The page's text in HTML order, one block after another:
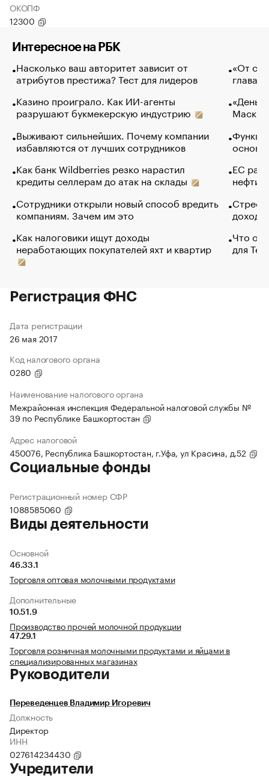
ОКОПФ
12300
Интересное на РБК
Насколько ваш авторитет зависит от
атрибутов престижа? Тест для лидеров
Казино проиграло. Как ИИ-агенты
разрушают букмекерскую индустрию
Выживают сильнейших. Почему компании
избавляются от лучших сотрудников
Как банк Wildberries резко нарастил
кредиты селлерам до атак на склады
Сотрудники открыли новый способ вредить
компаниям. Зачем им это
Как налоговики ищут доходы
неработающих покупателей яхт и квартир
«От
глава
Маск в
основ
ЕС
нефти
Что
для
Регистрация ФНС
Дата регистрации
26 мая 2017
Код налогового органа
0280
Наименование налогового органа
Межрайонная инспекция Федеральной налоговой службы №
39 по Республике Башкортостан
Адрес налоговой
450076, Республика Башкортостан, г.Уфа, ул Красина, д.52
Социальные фонды
Регистрационный номер СФР
1088585060
Виды деятельности
Основной
46.33.1
Торговля оптовая молочными продуктами
Дополнительные
10.51.9
Производство прочей молочной продукции
47.29.1
Торговля розничная молочными продуктами и яйцами в
специализированных магазинах
Руководители
Переведенцев Владимир Игоревич
Должность
Директор
ИНН
027614234430
Учредители